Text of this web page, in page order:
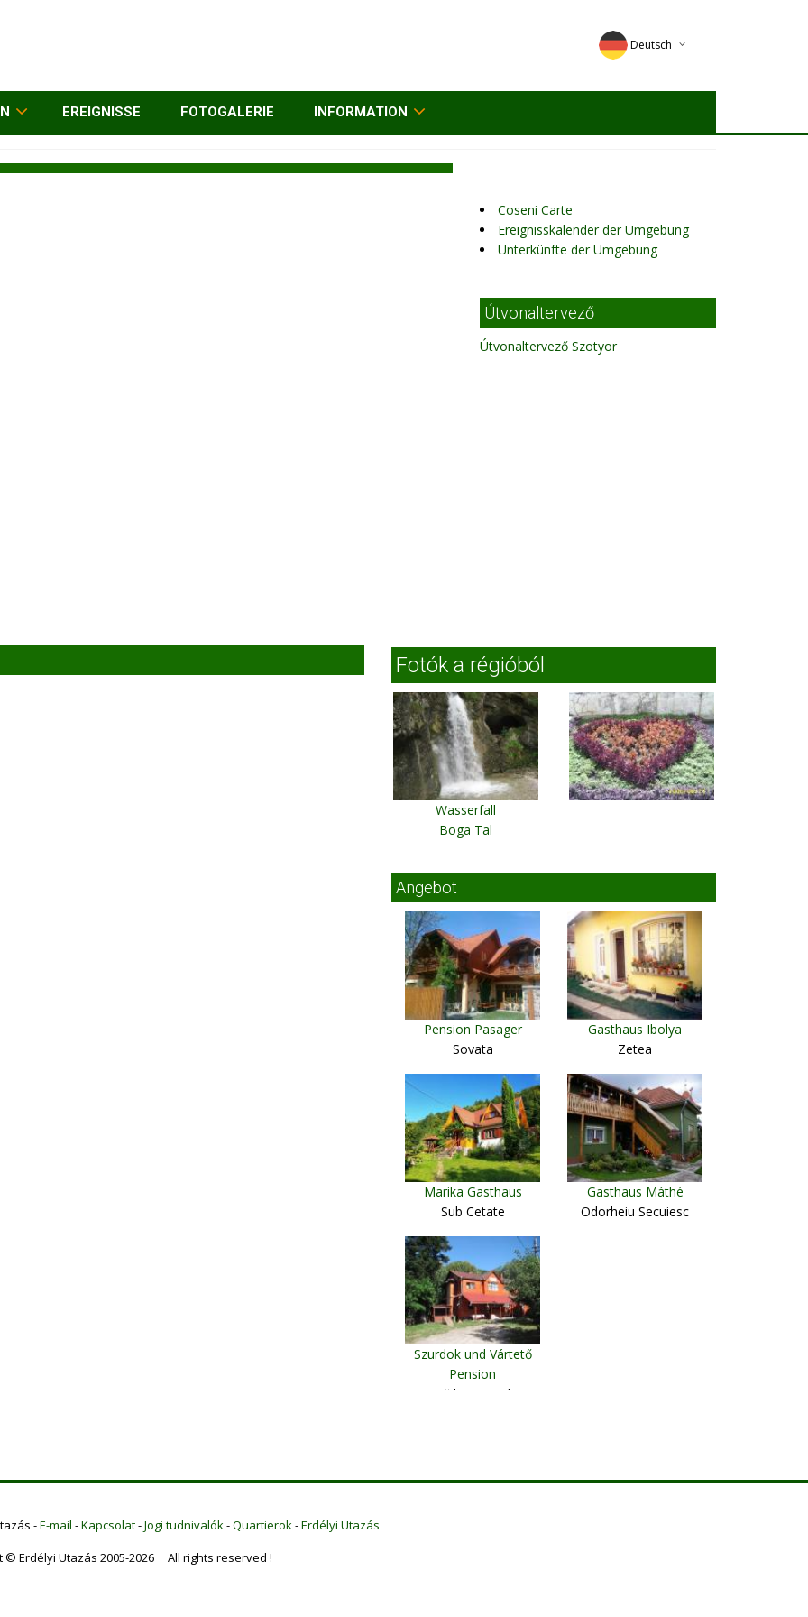
Deutsch
English
EREIGNISSE FOTOGALERIE INFORMATION
Coseni Carte
Ereignisskalender der Umgebung
Unterkünfte der Umgebung
Útvonaltervező
Útvonaltervező Szotyor
Fotók a régióból
Wasserfall
Boga Tal
Angebot
Pension Pasager
Sovata
Gasthaus Ibolya
Zetea
Marika Gasthaus
Sub Cetate
Gasthaus Máthé
Odorheiu Secuiesc
Szurdok und Vártető
Pension
Băile Tuşnad
-E-mail -Kapcsolat-Jogi tudnivalók-Quartierok-Erdélyi Utazás
© Erdélyi Utazás 2005-2026 All rights reserved !